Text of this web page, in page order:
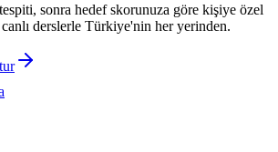
sonra hedef skorunuza göre kişiye özel
canlı derslerle Türkiye'nin her yerinden.